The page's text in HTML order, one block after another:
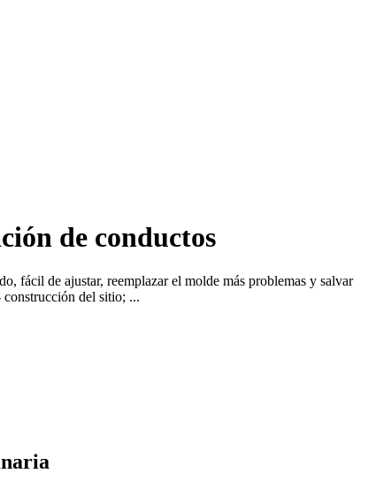
de conductos
fácil de ajustar, reemplazar el molde más problemas y salvar
del sitio; ...